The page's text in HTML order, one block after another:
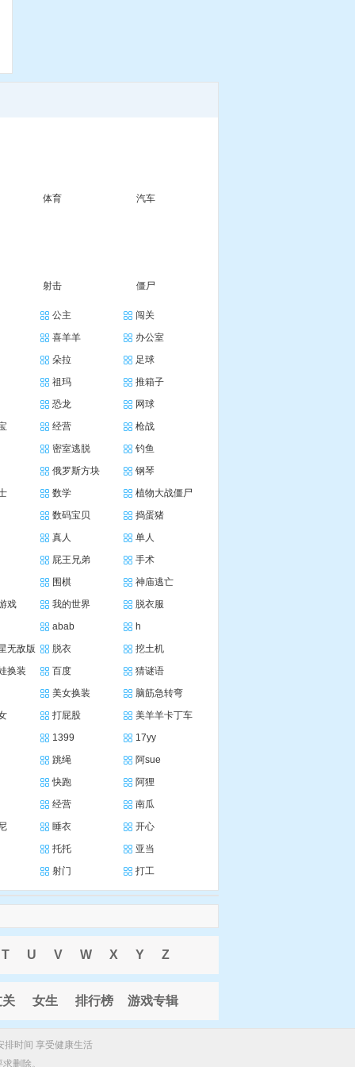
体育 汽车
射击 僵尸
公主
闯关
喜羊羊
办公室
朵拉
足球
祖玛
推箱子
恐龙
网球
经营
枪战
密室逃脱
钓鱼
俄罗斯方块
钢琴
数学
植物大战僵尸
数码宝贝
捣蛋猪
真人
单人
屁王兄弟
手术
围棋
神庙逃亡
戏 我的世界
脱衣服
abab
h
无敌版 脱衣
挖土机
换装 百度
猜谜语
美女换装
脑筋急转弯
打屁股
美羊羊卡丁车
1399
17yy
跳绳
阿sue
快跑
阿狸
经营
南瓜
睡衣
开心
托托
亚当
射门 打工
T U V W X Y Z
关 女生 排行榜 游戏专辑
排时间 享受健康生活
删除。